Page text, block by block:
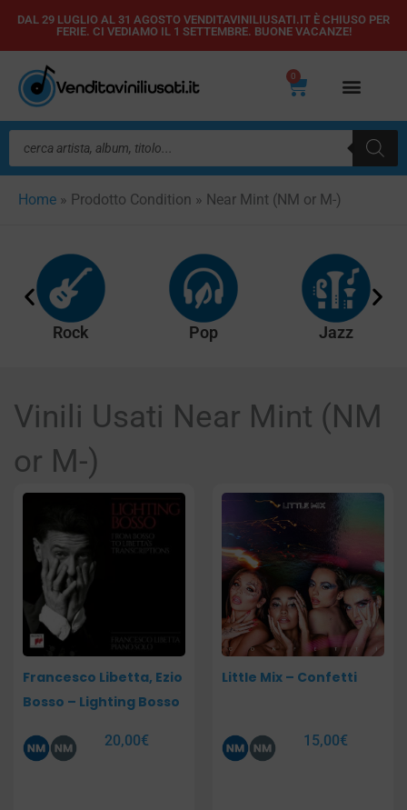
Vai
contenuto
DAL 29 LUGLIO AL 31 AGOSTO VENDITAVINILIUSATI.IT È CHIUSO PER
FERIE. CI VEDIAMO IL 1 SETTEMBRE. BUONE VACANZE!
0
Carrello
Ricerca
prodotti
Home » Prodotto Condition » Near Mint (NM or M-)
Rock Pop Jazz
Vinili Usati Near Mint (NM
or M-)
Francesco Libetta, Ezio
Bosso – Lighting Bosso
20,00€
Little Mix – Confetti
15,00€
PaginaPaginaPagina Pagina